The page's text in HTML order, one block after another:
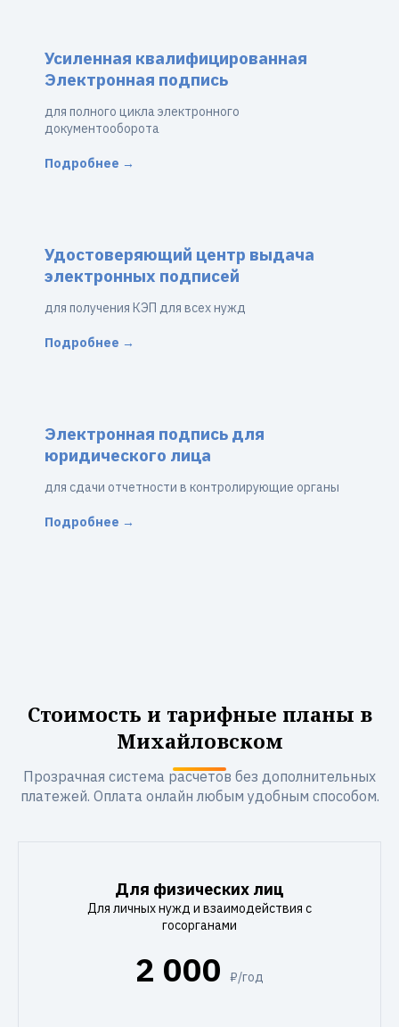
Усиленная квалифицированная
Электронная подпись
для полного цикла электронного
документооборота
Подробнее →
Удостоверяющий центр выдача
электронных подписей
для получения КЭП для всех нужд
Подробнее →
Электронная подпись для
юридического лица
для сдачи отчетности в контролирующие органы
Подробнее →
Стоимость и тарифные планы в
Михайловском
Прозрачная система расчетов без дополнительных
платежей. Оплата онлайн любым удобным способом.
Для физических лиц
Для личных нужд и взаимодействия с
госорганами
2 000 ₽/год